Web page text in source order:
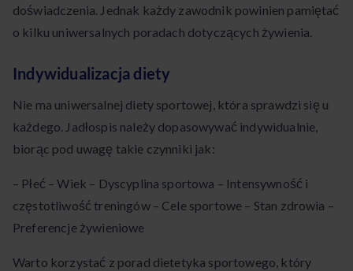
doświadczenia. Jednak każdy zawodnik powinien pamiętać
o kilku uniwersalnych poradach dotyczących żywienia.
Indywidualizacja diety
Nie ma uniwersalnej diety sportowej, która sprawdzi się u
każdego. Jadłospis należy dopasowywać indywidualnie,
biorąc pod uwagę takie czynniki jak:
– Płeć – Wiek – Dyscyplina sportowa – Intensywność i
częstotliwość treningów – Cele sportowe – Stan zdrowia –
Preferencje żywieniowe
Warto korzystać z porad dietetyka sportowego, który